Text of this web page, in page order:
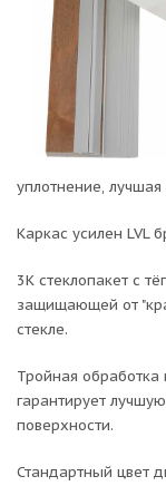
уплотнение, лучшая
Каркас усилен LVL
3К стеклопакет с
защищающей от
стекле.
Тройная обработка
гарантирует
поверхности.
Стандартный цвет